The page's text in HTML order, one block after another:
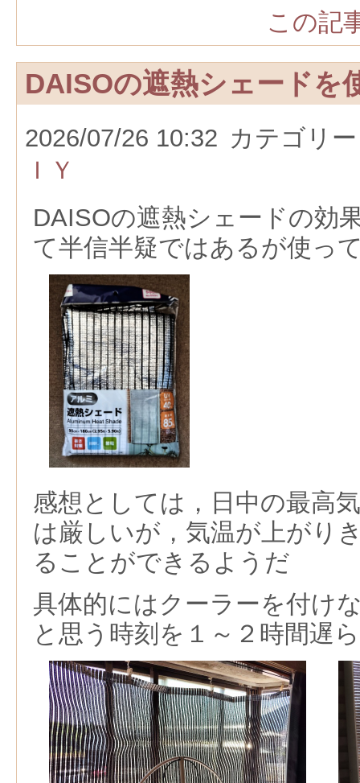
この記
DAISOの遮熱シェードを
2026/07/26 10:32 カテゴリ
ＩＹ
DAISOの遮熱シェードの効
て半信半疑ではあるが使っ
感想としては，日中の最高
は厳しいが，気温が上がり
ることができるようだ
具体的にはクーラーを付け
と思う時刻を１～２時間遅